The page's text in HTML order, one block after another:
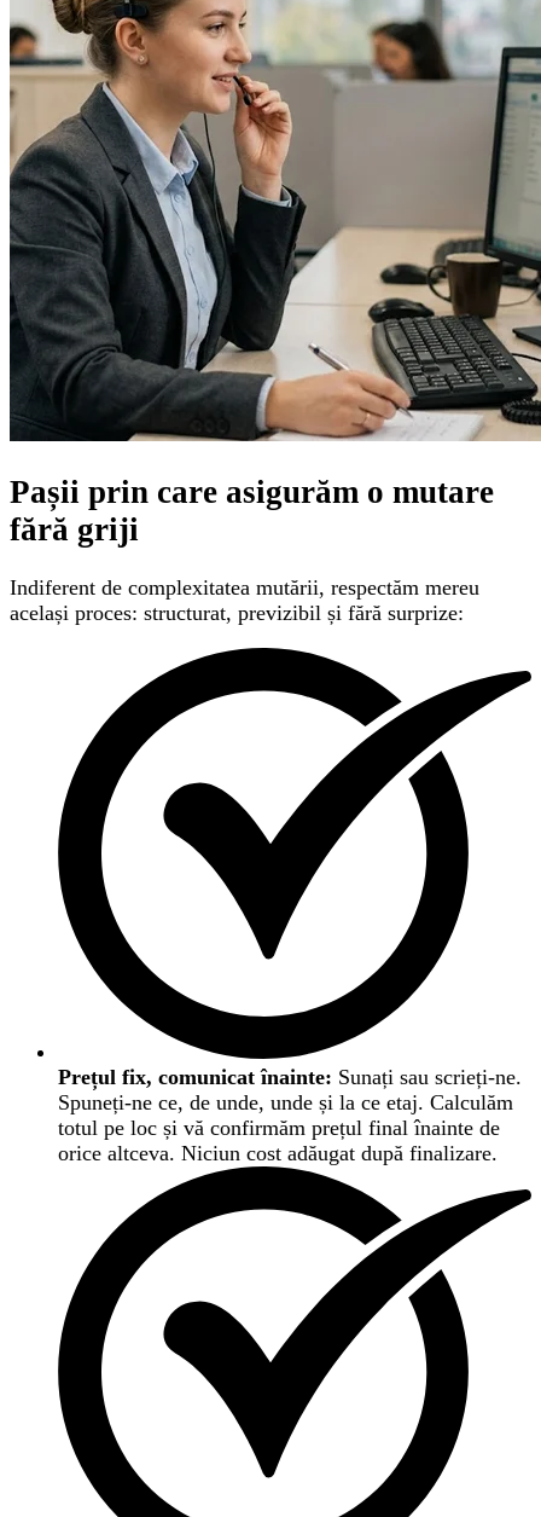
Pașii prin care asigurăm o mutare
fără griji
Indiferent de complexitatea mutării, respectăm mereu
același proces: structurat, previzibil și fără surprize:
Prețul fix, comunicat înainte: Sunați sau scrieți-ne.
Spuneți-ne ce, de unde, unde și la ce etaj. Calculăm
totul pe loc și vă confirmăm prețul final înainte de
orice altceva. Niciun cost adăugat după finalizare.